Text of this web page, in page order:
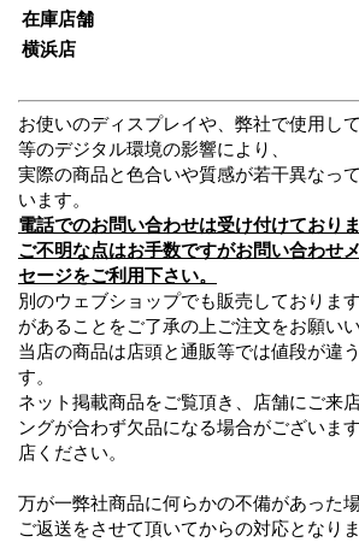
在庫店舗
横浜店
お使いのディスプレイや、弊社で使用し
等のデジタル環境の影響により、
実際の商品と色合いや質感が若干異なっ
います。
電話でのお問い合わせは受け付けておりま
ご不明な点はお手数ですがお問い合わせ
セージをご利用下さい。
別のウェブショップでも販売しておりま
があることをご了承の上ご注文をお願いい
当店の商品は店頭と通販等では値段が違
す。
ネット掲載商品をご覧頂き、店舗にご来
ングが合わず欠品になる場合がございま
店ください。
万が一弊社商品に何らかの不備があった
ご返送をさせて頂いてからの対応となり